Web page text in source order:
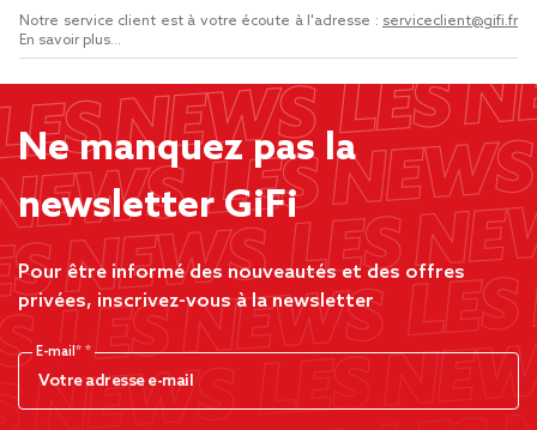
Notre service client est à votre écoute à l'adresse : serviceclient@gifi.fr
En savoir plus...
Ne manquez pas la
newsletter GiFi
Pour être informé des nouveautés et des offres
privées, inscrivez-vous à la newsletter
E-mail*